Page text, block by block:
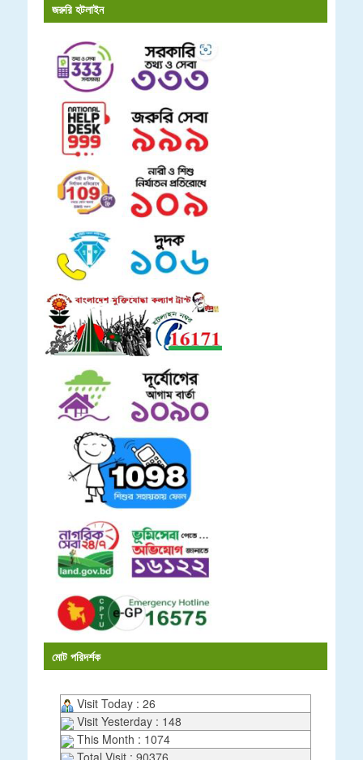
জরুরি হটলাইন
মোট পরিদর্শক
Visit Today : 26
Visit Yesterday : 148
This Month : 1074